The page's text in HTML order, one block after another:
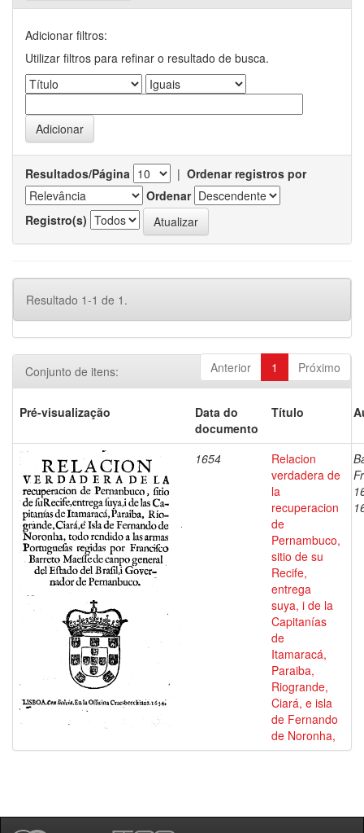
Adicionar filtros:
Utilizar filtros para refinar o resultado de busca.
Resultados/Página | Ordenar registros por
Ordenar
Registro(s)
Resultado 1-1 de 1.
Anterior 1 Próximo
Conjunto de itens:
Pré-visualização
Data do
documento
Título
1654
Relacion
verdadera de
la
recuperacion
de
Pernambuco,
sitio de su
Recife,
entrega
suya, i de la
Capitanías
de
Itamaracá,
Paraiba,
Riogrande,
Ciará, e isla
de Fernando
de Noronha,